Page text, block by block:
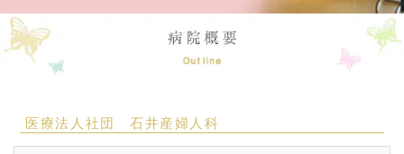
医療法人社団 石井産婦人科